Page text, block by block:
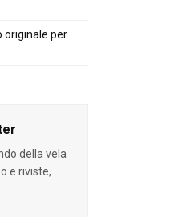
originale per
della vela
e riviste,